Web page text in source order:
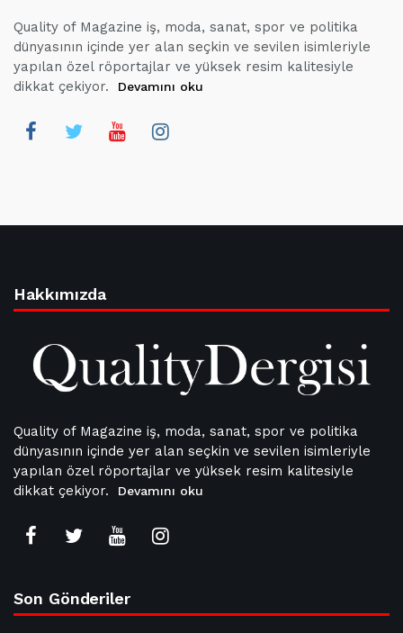
Quality of Magazine iş, moda, sanat, spor ve politika
dünyasının içinde yer alan seçkin ve sevilen isimleriyle
yapılan özel röportajlar ve yüksek resim kalitesiyle
dikkat çekiyor.
Devamını oku
Hakkımızda
Quality of Magazine iş, moda, sanat, spor ve politika
dünyasının içinde yer alan seçkin ve sevilen isimleriyle
yapılan özel röportajlar ve yüksek resim kalitesiyle
dikkat çekiyor.
Devamını oku
Son Gönderiler